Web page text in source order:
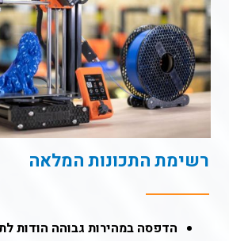
רשימת התכונות המלאה